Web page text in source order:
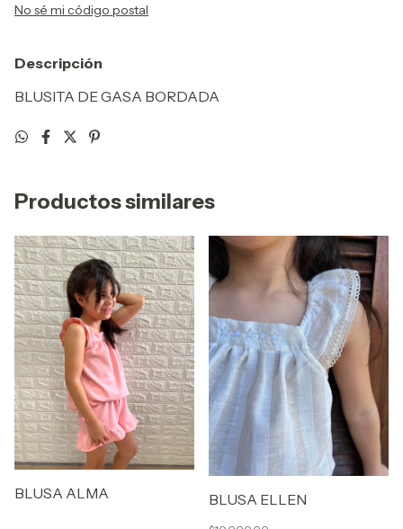
No sé mi código postal
Descripción
BLUSITA DE GASA BORDADA
Productos similares
BLUSA ALMA BLUSA ELLEN